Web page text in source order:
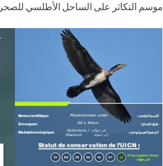
موسم التكاثر على الساحل الأطلسي